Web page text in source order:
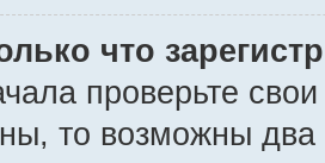
что
проверьте
то возможны